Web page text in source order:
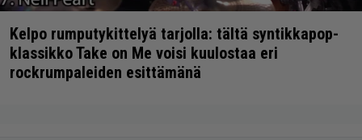
Kelpo rumputykittelyä tarjolla: tältä syntikkapop-
klassikko Take on Me voisi kuulostaa eri
rockrumpaleiden esittämänä